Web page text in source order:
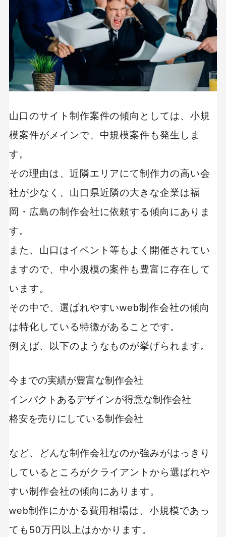
キーワードから記事を検索
人気のキーワード
山口のサイト制作案件の傾向としては、小規
模案件がメインで、中規模案件も発生しま
す。
その理由は、近隣エリアにて制作力の高い会
社が少なく、山口県近隣の大きな企業は福
岡・広島の制作会社に依頼する傾向にありま
す。
また、山口はイベント等もよく開催されてい
ますので、中小規模の案件も豊富に存在して
います。
その中で、選ばれやすいweb制作会社の傾向
は特化している特徴があることです。
例えば、以下のようなものが挙げられます。
今までの実績が豊富な制作会社
インパクトあるデザインが得意な制作会社
格安を売りにしている制作会社
など、どんな制作会社なのか強みがはっきり
しているところがクライアントから選ばれや
すい制作会社の傾向にあります。
web制作にかかる費用相場は、小規模であっ
ても50万円以上はかかります。